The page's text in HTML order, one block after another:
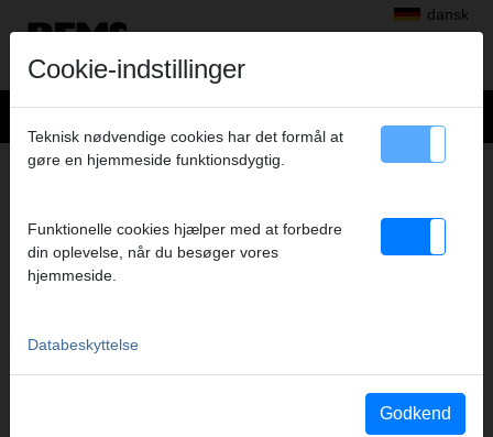
dansk
Produkter>Radialpress>REMS presstænger Mini/REMS pressringe
REMSPRESSRING RLS 1/2"
(PR-2B S)
Katalogauszüge
Cookie-indstillinger
Teknisk nødvendige cookies har det formål at
gøre en hjemmeside funktionsdygtig.
Funktionelle cookies hjælper med at forbedre
din oplevelse, når du besøger vores
hjemmeside.
Databeskyttelse
Godkend